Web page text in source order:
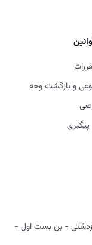
و بازگشت وجه
پیگیری
- بن بست اول -